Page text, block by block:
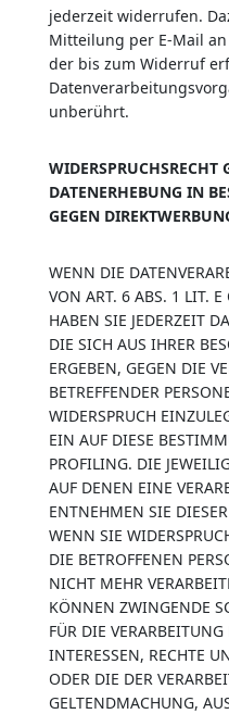
jederzeit widerrufen.
Mitteilung per E-Mail
der bis zum Widerruf
unberührt.
WIDERSPRUCHSRECHT
DATENERHEBUNG IN
GEGEN
WENN DIE
VON ART. 6 ABS. 1 LIT. E
HABEN SIE JEDERZEIT
DIE SICH AUS IHRER
ERGEBEN, GEGEN DIE
BETREFFENDER
WIDERSPRUCH
EIN AUF DIESE
PROFILING. DIE
AUF DENEN EINE
ENTNEHMEN SIE
WENN SIE
DIE BETROFFENEN
NICHT MEHR
KÖNNEN ZWINGENDE
FÜR DIE
INTERESSEN, RECHTE
ODER DIE DER
GELTENDMACHUNG,